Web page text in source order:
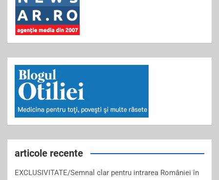
articole recente
EXCLUSIVITATE/Semnal clar pentru intrarea României în